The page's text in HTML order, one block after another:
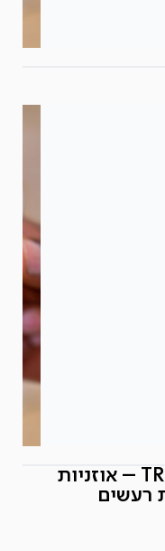
חדש! TRENCHTOWN ANC – אוזניות
רעשים